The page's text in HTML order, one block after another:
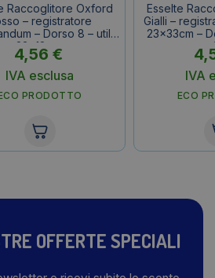
Raccoglitore Oxford
– registratore
– Dorso 8 – utile
23×18 cm
4,56 €
IVA esclusa
PRODOTTO
Esselte
Gialli –
23x33cm –
IVA
ECO
OFFERTE SPECIALI